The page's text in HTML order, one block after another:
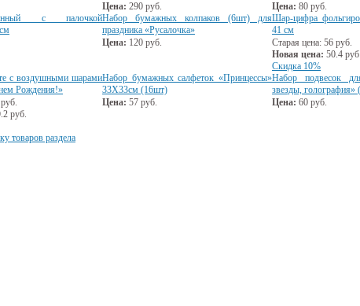
Цена: 290 руб.
Цена: 80 руб.
с палочкойНабор бумажных колпаков (6шт) для
праздника «Русалочка»
Цена: 120 руб.
Шар-цифра
41 см
Старая цена: 56 руб.
Новая цена: 50.4 руб.
Скидка 10%
с воздушными шарами
Рождения!»
руб.
руб.
Набор бумажных салфеток «Принцессы»
33Х33см (16шт)
Цена: 57 руб.
Набор подвесок
звезды, голография»
Цена: 60 руб.
товаров раздела